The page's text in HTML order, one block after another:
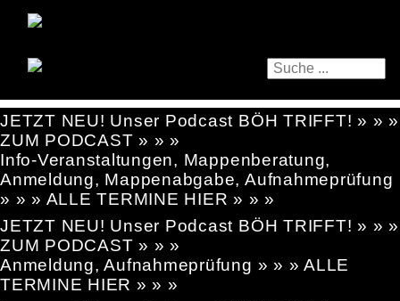
JETZT NEU! Unser Podcast BÖH TRIFFT! » » »
ZUM PODCAST » » »
Info-Veranstaltungen, Mappenberatung,
Anmeldung, Mappenabgabe, Aufnahmeprüfung
» » » ALLE TERMINE HIER » » »
JETZT NEU! Unser Podcast BÖH TRIFFT! » » »
ZUM PODCAST » » »
Anmeldung, Aufnahmeprüfung » » » ALLE
TERMINE HIER » » »